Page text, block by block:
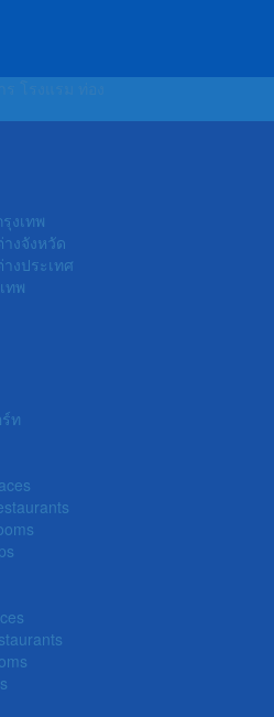
งเทพ
งจังหวัด
งประเทศ
ทพ
ท